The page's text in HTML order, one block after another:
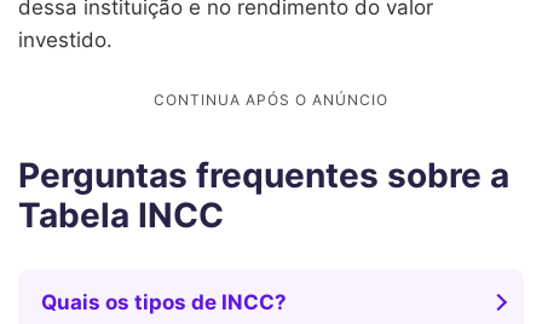
dessa instituição e no rendimento do valor
investido.
Perguntas frequentes sobre a
Tabela INCC
Quais os tipos de INCC?